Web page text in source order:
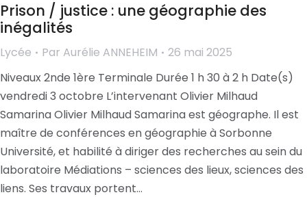
Prison / justice : une géographie des
inégalités
Lycée Par Aurélie ANNEHEIM
26 mai 2025
Niveaux 2nde 1ère Terminale Durée 1 h 30 à 2 h Date(s)
vendredi 3 octobre L’intervenant Olivier Milhaud
Samarina Olivier Milhaud Samarina est géographe. Il est
maître de conférences en géographie à Sorbonne
Université, et habilité à diriger des recherches au sein du
laboratoire Médiations – sciences des lieux, sciences des
liens. Ses travaux portent…